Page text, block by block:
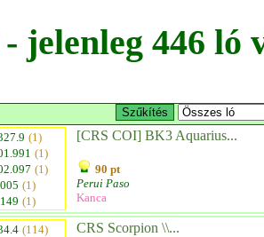
jelenleg 446 ló
(1)
(1)
(1)
(1)
(1)
[CRS COI] BK3 Aquarius...
90 pt
Perui Paso
Kanca
(114)
CRS Scorpion \\...